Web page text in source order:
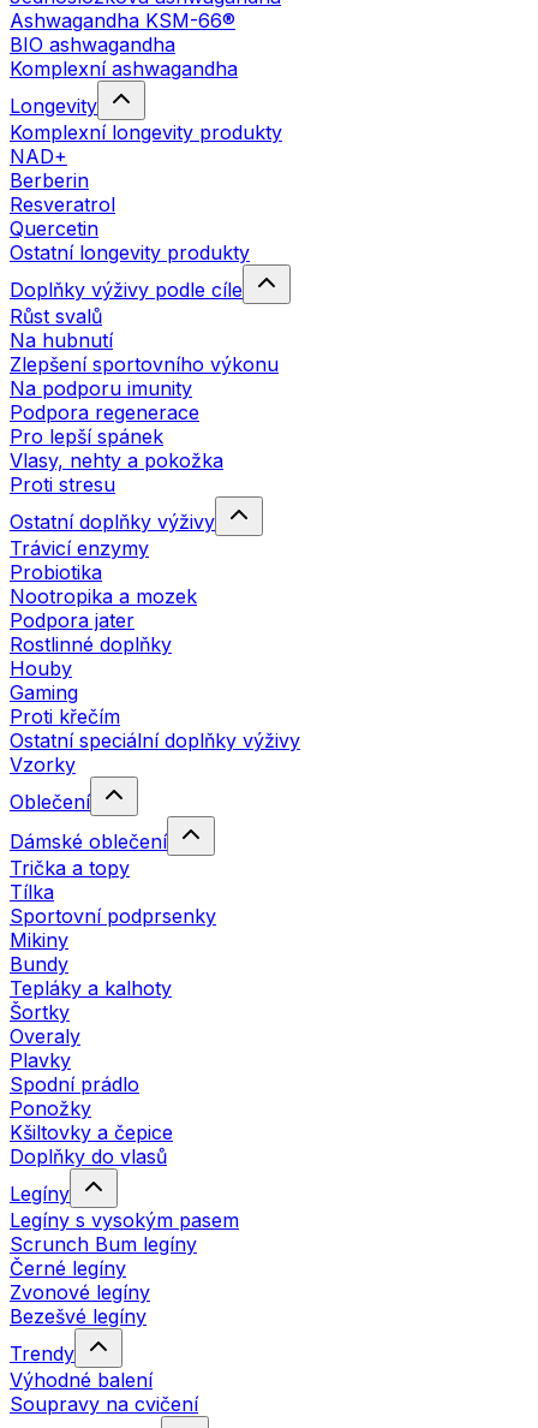
Ashwagandha KSM-66®
BIO ashwagandha
Komplexní ashwagandha
Longevity
Komplexní longevity produkty
NAD+
Berberin
Resveratrol
Quercetin
Ostatní longevity produkty
Doplňky výživy podle cíle
Růst svalů
Na hubnutí
Zlepšení sportovního výkonu
Na podporu imunity
Podpora regenerace
Pro lepší spánek
Vlasy, nehty a pokožka
Proti stresu
Ostatní doplňky výživy
Trávicí enzymy
Probiotika
Nootropika a mozek
Podpora jater
Rostlinné doplňky
Houby
Gaming
Proti křečím
Ostatní speciální doplňky výživy
Vzorky
Oblečení
Dámské oblečení
Trička a topy
Tílka
Sportovní podprsenky
Mikiny
Bundy
Tepláky a kalhoty
Šortky
Overaly
Plavky
Spodní prádlo
Ponožky
Kšiltovky a čepice
Doplňky do vlasů
Legíny
Legíny s vysokým pasem
Scrunch Bum legíny
Černé legíny
Zvonové legíny
Bezešvé legíny
Trendy
Výhodné balení
Soupravy na cvičení